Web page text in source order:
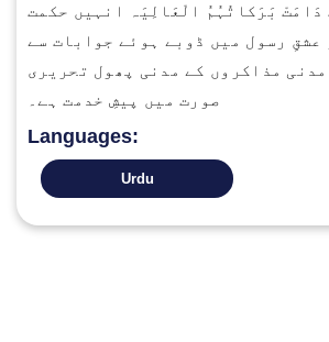
دَامَتْ بَرَکاتُہُمُ الْعَالِیَہ انہیں حکمت
عشقِ رسول میں ڈوبے ہوئے جوابات سے
مذاکروں کے مدنی پھول تحریری
صورت میں پیشِ خدمت ہے۔
Languages:
Urdu